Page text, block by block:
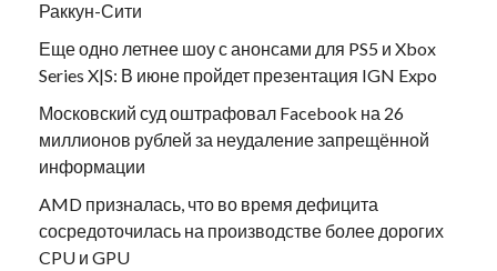
Раккун-Сити
Еще одно летнее шоу с анонсами для PS5 и Xbox
Series X|S: В июне пройдет презентация IGN Expo
Московский суд оштрафовал Facebook на 26
миллионов рублей за неудаление запрещённой
информации
AMD призналась, что во время дефицита
сосредоточилась на производстве более дорогих
CPU и GPU